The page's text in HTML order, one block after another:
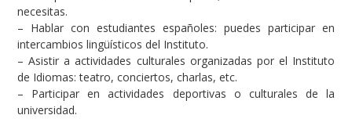
necesitas.
– Hablar con estudiantes españoles: puedes participar en
intercambios lingüísticos del Instituto.
– Asistir a actividades culturales organizadas por el Instituto
de Idiomas: teatro, conciertos, charlas, etc.
– Participar en actividades deportivas o culturales de la
universidad.